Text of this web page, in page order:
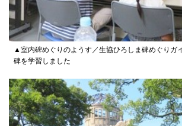
▲室内碑めぐりのようす／生協ひろしま碑めぐりガ
碑を学習しました